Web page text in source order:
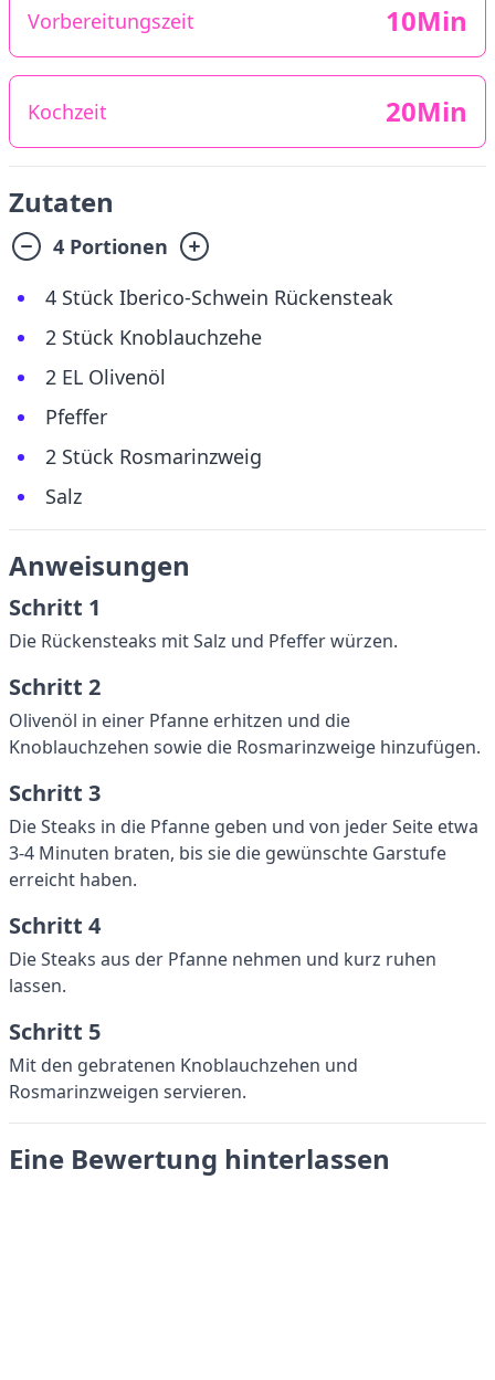
Vorbereitungszeit 10Min
Kochzeit 20Min
Zutaten
4 Portionen
4 Stück Iberico-Schwein Rückensteak
2 Stück Knoblauchzehe
2 EL Olivenöl
Pfeffer
2 Stück Rosmarinzweig
Salz
Anweisungen
Schritt 1
Die Rückensteaks mit Salz und Pfeffer würzen.
Schritt 2
Olivenöl in einer Pfanne erhitzen und die
Knoblauchzehen sowie die Rosmarinzweige hinzufügen.
Schritt 3
Die Steaks in die Pfanne geben und von jeder Seite etwa
3-4 Minuten braten, bis sie die gewünschte Garstufe
erreicht haben.
Schritt 4
Die Steaks aus der Pfanne nehmen und kurz ruhen
lassen.
Schritt 5
Mit den gebratenen Knoblauchzehen und
Rosmarinzweigen servieren.
Eine Bewertung hinterlassen